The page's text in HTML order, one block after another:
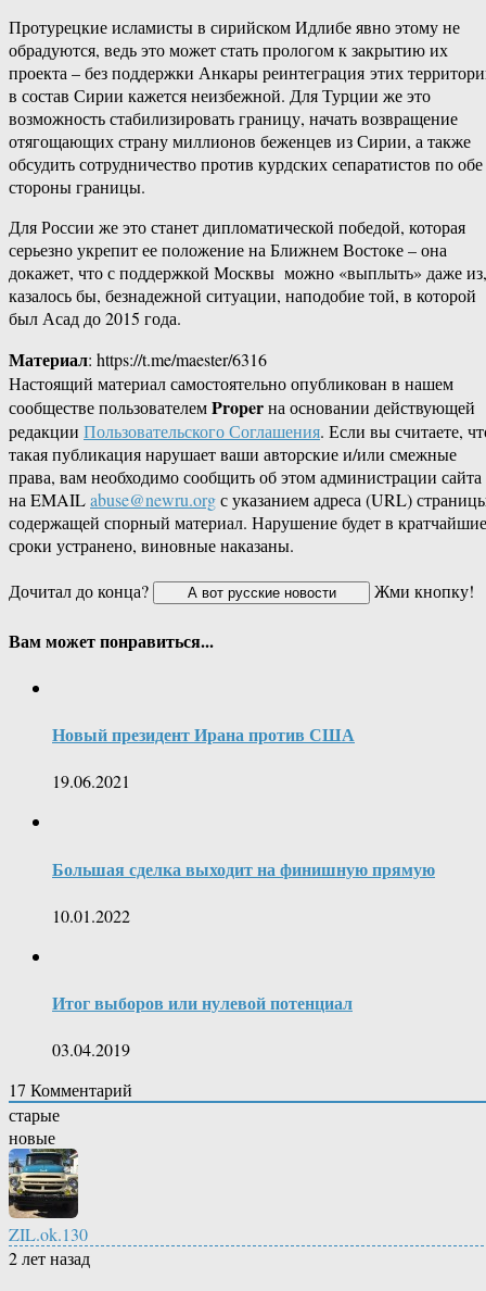
Протурецкие исламисты в сирийском Идлибе явно этому не
обрадуются, ведь это может стать прологом к закрытию их
проекта – без поддержки Анкары реинтеграция этих
в состав Сирии кажется неизбежной. Для Турции же это
возможность стабилизировать границу, начать возвращение
отягощающих страну миллионов беженцев из Сирии, а также
обсудить сотрудничество против курдских сепаратистов по обе
стороны границы.
Для России же это станет дипломатической победой, которая
серьезно укрепит ее положение на Ближнем Востоке – она
докажет, что с поддержкой Москвы можно «выплыть» даже из,
казалось бы, безнадежной ситуации, наподобие той, в которой
был Асад до 2015 года.
Материал: https://t.me/maester/6316
Настоящий материал самостоятельно опубликован в нашем
сообществе пользователемProperна основании действующей
редакции Пользовательского Соглашения. Если вы считаете,
такая публикация нарушает ваши авторские и/или смежные
права, вам необходимо сообщить об этом администрации сайта
на EMAILabuse@newru.orgс указанием адреса (URL)
содержащей спорный материал. Нарушение будет в кратчайшие
сроки устранено, виновные наказаны.
Дочитал до конца?
Жми кнопку!
Вам может понравиться...
Новый президент Ирана против США
19.06.2021
Большая сделка выходит на финишную прямую
10.01.2022
Итог выборов или нулевой потенциал
03.04.2019
17 Комментарий
старые
новые
ZIL.ok.130
2 лет назад